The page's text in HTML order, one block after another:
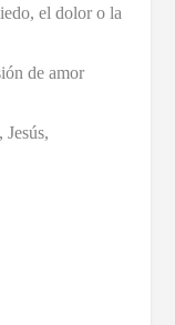
el dolor o la
de amor